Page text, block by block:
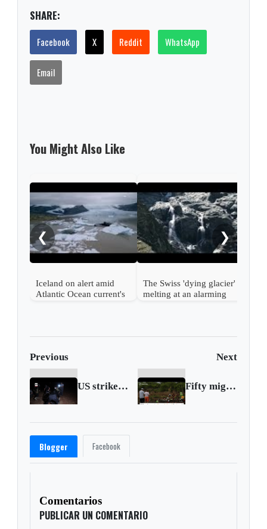
SHARE:
Facebook X Reddit WhatsApp
Email
You Might Also Like
❮
Iceland on alert amid
Atlantic Ocean current's
The Swiss 'dying glacier'
melting at an alarming
❯
Previous Next
US strike kills Al Qaida-linked commander Fifty migrants found dead in Texas truck
Blogger Facebook
Comentarios
PUBLICAR UN COMENTARIO